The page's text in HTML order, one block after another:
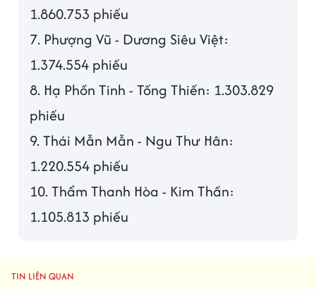
1.860.753 phiếu
7. Phượng Vũ - Dương Siêu Việt:
1.374.554 phiếu
8. Hạ Phồn Tinh - Tống Thiến: 1.303.829
phiếu
9. Thái Mẫn Mẫn - Ngu Thư Hân:
1.220.554 phiếu
10. Thẩm Thanh Hòa - Kim Thần:
1.105.813 phiếu
TIN LIÊN QUAN